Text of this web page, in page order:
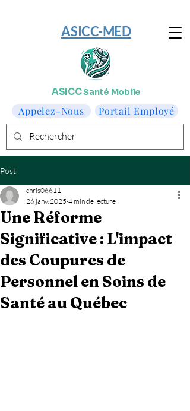
Portail Employé
​ASICC-MED
Appelez-Nous
ASICCSanté Mobile
Post
Une Réforme
Significative : L'impact
des Coupures de
Personnel en Soins de
Santé au Québec
chris06611
26 janv. 2025 4 min de lecture